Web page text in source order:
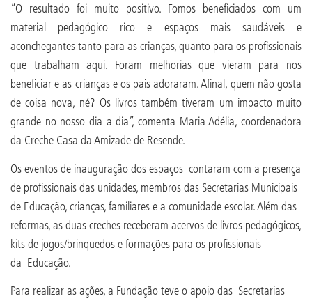
“O resultado foi muito positivo. Fomos beneficiados com um
material pedagógico rico e espaços mais saudáveis e
aconchegantes tanto para as crianças, quanto para os profissionais
que trabalham aqui. Foram melhorias que vieram para nos
beneficiar e as crianças e os pais adoraram. Afinal, quem não gosta
de coisa nova, né? Os livros também tiveram um impacto muito
grande no nosso dia a dia”, comenta Maria Adélia, coordenadora
da Creche Casa da Amizade de Resende.
Os eventos de inauguração dos espaços contaram com a presença
de profissionais das unidades, membros das Secretarias Municipais
de Educação, crianças, familiares e a comunidade escolar. Além das
reformas, as duas creches receberam acervos de livros pedagógicos,
kits de jogos/brinquedos e formações para os profissionais
da Educação.
Para realizar as ações, a Fundação teve o apoio das Secretarias